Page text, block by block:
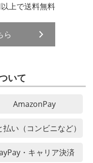
上で送料無料
ら
いて
AmazonPay
払い（コンビニなど）
・キャリア決済